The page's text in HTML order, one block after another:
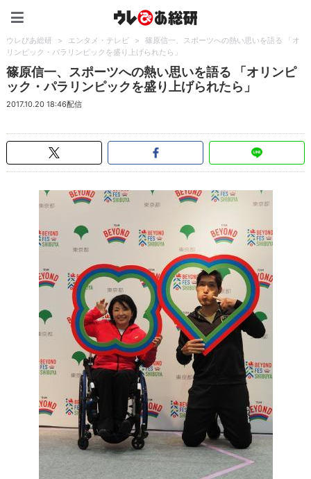
ウレぴあ総研 > エンタメ・テレビ >
篠原信一、スポーツへの熱い思いを語る 「オ
リンピック・パラリンピックを盛り上げられたら」
篠原信一、スポーツへの熱い思いを語る 「オリンピ
ック・パラリンピックを盛り上げられたら」
2017.10.20 18:46配信